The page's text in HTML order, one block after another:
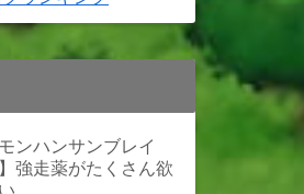
モンハンサンブレイ
強走薬がたくさん欲